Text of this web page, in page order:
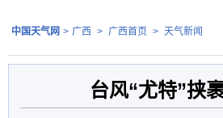
中国天气网 > 广西 > 广西首页 > 天气新闻
台风“尤特”挟